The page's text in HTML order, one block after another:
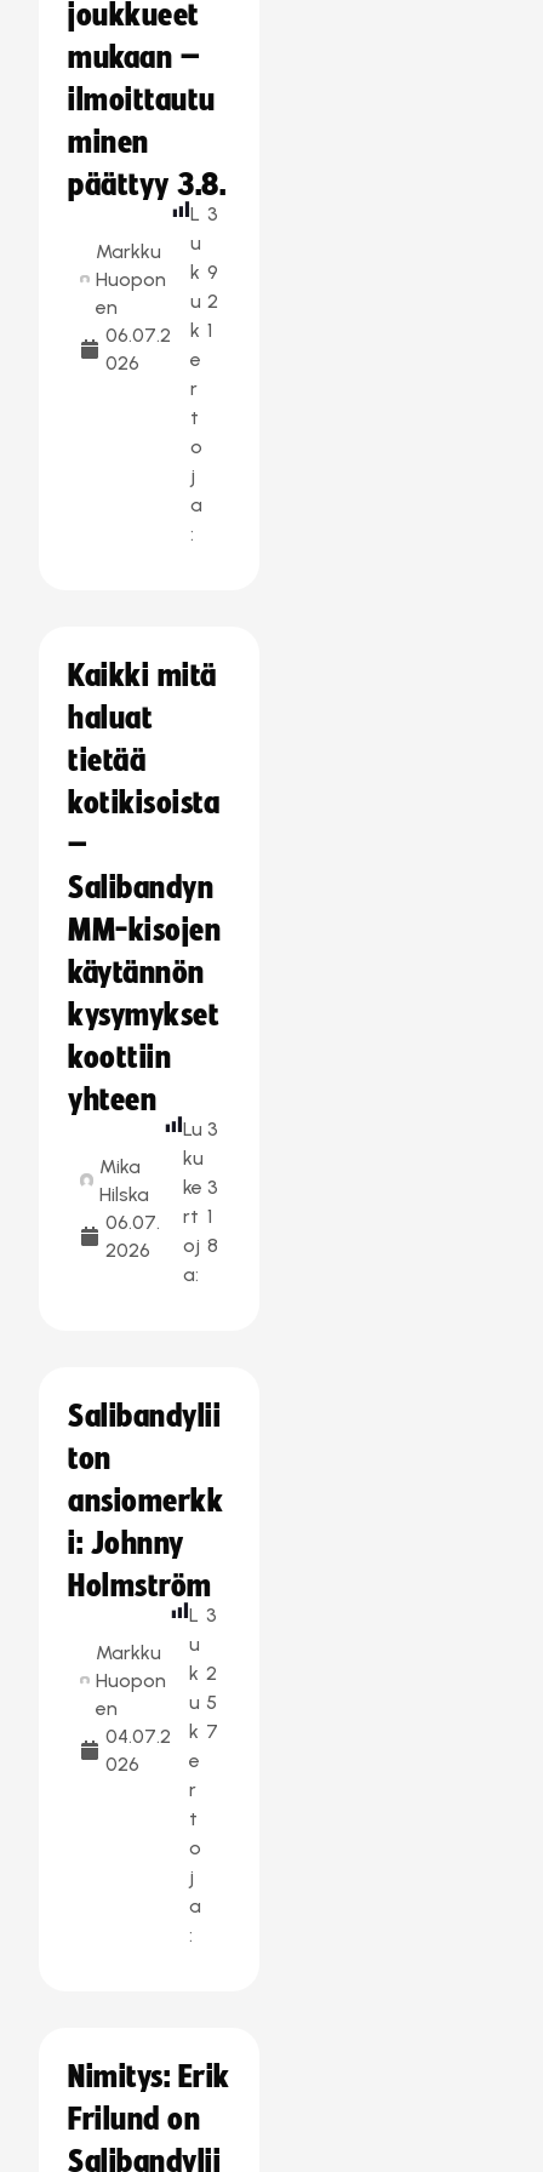
joukkueet
mukaan –
ilmoittautu
minen
päättyy 3.8.
Markku
Huopon
en
06.07.2
026
L
u
k
u
k
e
r
t
o
j
a
:
3
9
2
1
Kaikki mitä
haluat
tietää
kotikisoista
–
Salibandyn
MM-kisojen
käytännön
kysymykset
koottiin
yhteen
Mika
Hilska
06.07.
2026
Lu
ku
ke
rt
oj
a:
3
3
1
8
Salibandylii
ton
ansiomerkk
i: Johnny
Holmström
Markku
Huopon
en
04.07.2
026
L
u
k
u
k
e
r
t
o
j
a
:
3
2
5
7
Nimitys: Erik
Frilund on
Salibandylii